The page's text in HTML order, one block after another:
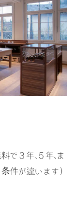
まで無料で延長いたし
３年、５年、ま
件が違います）